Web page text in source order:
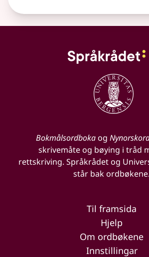
Bokmålsordbokaog
skrivemåte og bøying i tråd
rettskriving. Språkrådet og
står bak ordbøkene.
Til framsida
Hjelp
Om ordbøkene
Innstillingar